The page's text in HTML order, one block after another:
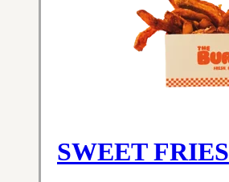
SWEET FRIES